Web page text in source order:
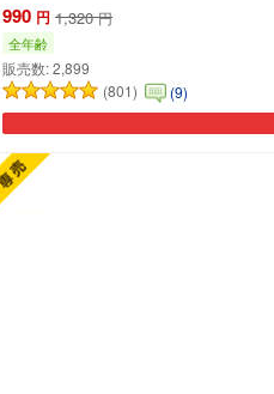
990 円 1,320 円
全年齢
販売数:2,899
(801)
(9)